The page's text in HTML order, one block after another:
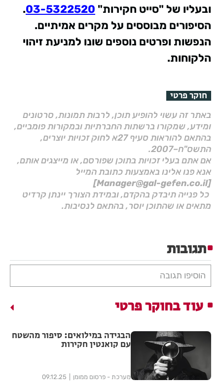
ובעליו של "סייט חקירות" 03-5322520
.
הסיפורים מבוססים על מקרים אמיתיים.
הנפשות ופרטים נוספים שונו למניעת זיהוי
הלקוחות.
חוקר פרטי
באתר זה עשוי להופיע תוכן, לרבות תמונות, סרטונים
ומידע, שמקורו ברשתות החברתיות ובמקורות פומביים,
בהתאם להוראות סעיף 27א לחוק זכויות יוצרים,
התשס"ח–2007.
אם אתם בעלי זכויות בתוכן שפורסם, או מייצגים אותם,
אנא פנו אלינו באמצעות כתובת המייל
[Manager@gal-gefen.co.il]
כל פנייה תיבדק בהקדם, ובמידת הצורך יינתן קרדיט
מתאים או שהתוכן יוסר, בהתאם לנסיבות.
תגובות
הוסיפו תגובה
עוד בחוקר פרטי
הבגידה במילואים: סיפור מהשטח
עם קואנטין חקירות
מערכת - פרסום ממומן 09.12.25